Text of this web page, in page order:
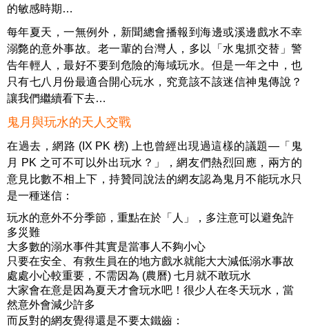
的敏感時期…
每年夏天，一無例外，新聞總會播報到海邊或溪邊戲水不幸
溺斃的意外事故。老一輩的台灣人，多以「水鬼抓交替」警
告年輕人，最好不要到危險的海域玩水。但是一年之中，也
只有七八月份最適合開心玩水，究竟該不該迷信神鬼傳說？
讓我們繼續看下去…
鬼月與玩水的天人交戰
在過去，網路 (IX PK 榜) 上也曾經出現過這樣的議題—「鬼
月 PK 之可不可以外出玩水？」，網友們熱烈回應，兩方的
意見比數不相上下，持贊同說法的網友認為鬼月不能玩水只
是一種迷信：
玩水的意外不分季節，重點在於「人」，多注意可以避免許
多災難
大多數的溺水事件其實是當事人不夠小心
只要在安全、有救生員在的地方戲水就能大大減低溺水事故
處處小心較重要，不需因為 (農曆) 七月就不敢玩水
大家會在意是因為夏天才會玩水吧！很少人在冬天玩水，當
然意外會減少許多
而反對的網友覺得還是不要太鐵齒：